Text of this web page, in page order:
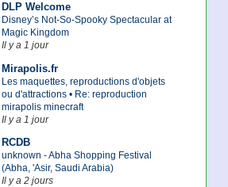
DLP Welcome
Disney’s Not-So-Spooky Spectacular at
Magic Kingdom
Il y a 1 jour
Mirapolis.fr
Les maquettes, reproductions d'objets
ou d'attractions • Re: reproduction
mirapolis minecraft
Il y a 1 jour
RCDB
unknown - Abha Shopping Festival
(Abha, 'Asir, Saudi Arabia)
Il y a 2 jours